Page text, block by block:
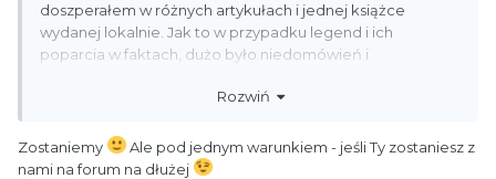
doszperałem w różnych artykułach i jednej książce
wydanej lokalnie. Jak to w przypadku legend i ich
poparcia w faktach, dużo było niedomówień i
również ciekawy motyw - prześledzić proces powstawania
Rozwiń
Zostaniemy
Ale pod jednym warunkiem - jeśli Ty zostaniesz z
nami na forum na dłużej